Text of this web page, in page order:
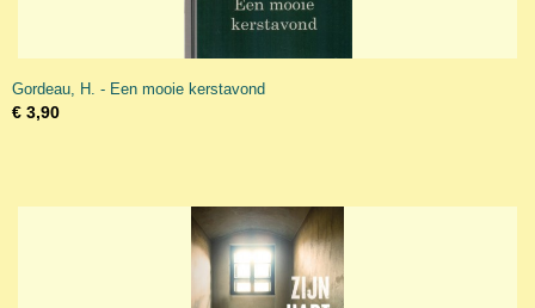
Gordeau, H. - Een mooie kerstavond
€ 3,90